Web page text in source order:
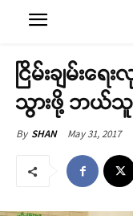
ငြိမ်းချမ်းရ
သွားဖို့ ဘယ်
By SHAN May 31, 2017